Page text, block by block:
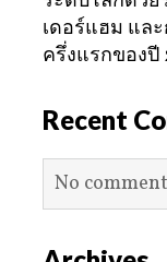
เดอร์แฮม แล
ครึ่งแรกของปี
Recent
No